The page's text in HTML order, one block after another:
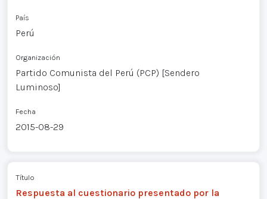
País
Perú
Organización
Partido Comunista del Perú (PCP) [Sendero
Luminoso]
Fecha
2015-08-29
Título
Respuesta al cuestionario presentado por la